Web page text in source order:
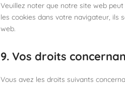
Veuillez noter que notre site web
les cookies dans votre navigateur, ils
web.
9. Vos droits
Vous avez les droits suivants